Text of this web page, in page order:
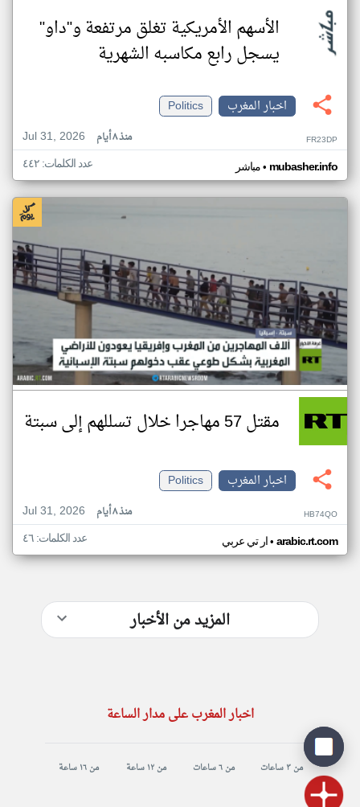
الأسهم الأمريكية تغلق مرتفعة و"داو"
يسجل رابع مكاسبه الشهرية
اخبار المغرب
Politics
Jul 31, 2026
منذ ٨ أيام FR23DP
مباشر• mubasher.info عدد الكلمات: ٤٤٢
مقتل 57 مهاجرا خلال تسللهم إلى سبتة
اخبار المغرب
Politics
Jul 31, 2026
منذ ٨ أيام HB74QO
ار تي عربي• arabic.rt.com عدد الكلمات: ٤٦
المزيد من الأخبار
اخبار المغرب على مدار الساعة
من ٣ ساعات من ٦ ساعات من ١٢ ساعة من ١٦ ساعة